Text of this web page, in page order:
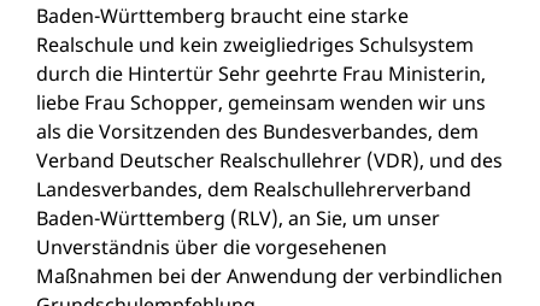
Baden-Württemberg braucht eine starke
Realschule und kein zweigliedriges Schulsystem
durch die Hintertür Sehr geehrte Frau Ministerin,
liebe Frau Schopper, gemeinsam wenden wir uns
als die Vorsitzenden des Bundesverbandes, dem
Verband Deutscher Realschullehrer (VDR), und des
Landesverbandes, dem Realschullehrerverband
Baden-Württemberg (RLV), an Sie, um unser
Unverständnis über die vorgesehenen
Maßnahmen bei der Anwendung der verbindlichen